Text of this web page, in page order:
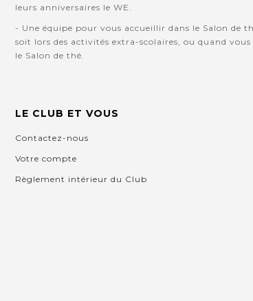
leurs anniversaires le WE.
- Une équipe pour vous accueillir dans le Salon de
soit lors des activités extra-scolaires, ou quand
le Salon de thé.
LE CLUB ET VOUS
Contactez-nous
Votre compte
Règlement intérieur du Club